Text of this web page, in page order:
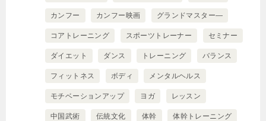
カンフー カンフー映画 グランドマスター―
コアトレーニング スポーツトレーナー セミナー
ダイエット ダンス トレーニング バランス
フィットネス ボディ メンタルヘルス
モチベーションアップ ヨガ レッスン
中国武術 伝統文化 体幹 体幹トレーニング